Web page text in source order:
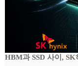
HBM과 SSD 사이,